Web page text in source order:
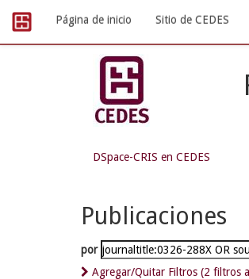
navigation
Página de inicio Sitio de CEDES
DSpace-CRIS en CEDES
Publicaciones
por
Agregar/Quitar Filtros (2 filtros